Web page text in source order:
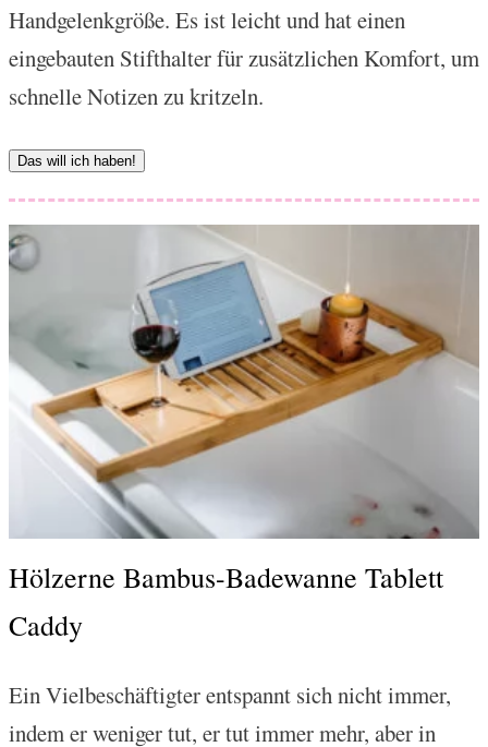
Handgelenkgröße. Es ist leicht und hat einen
eingebauten Stifthalter für zusätzlichen Komfort, um
schnelle Notizen zu kritzeln.
Das will ich haben!
Hölzerne Bambus-Badewanne Tablett
Caddy
Ein Vielbeschäftigter entspannt sich nicht immer,
indem er weniger tut, er tut immer mehr, aber in